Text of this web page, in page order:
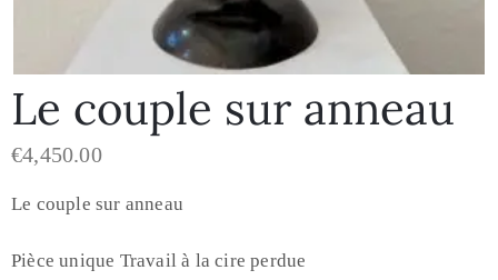
Le couple sur anneau
€4,450.00
Le couple sur anneau
Pièce unique Travail à la cire perdue